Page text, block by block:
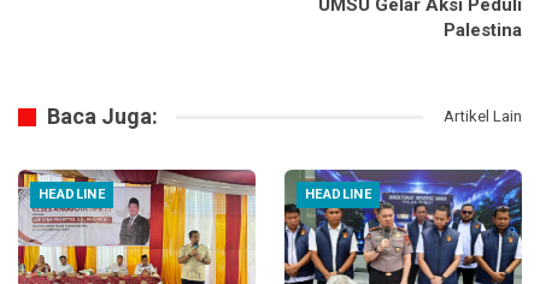
UMSU Gelar Aksi Peduli
Palestina
Baca Juga: Artikel Lain
HEADLINE HEADLINE